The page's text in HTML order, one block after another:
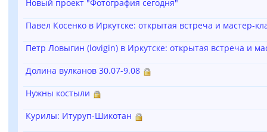
Новый проект "Фотография сегодня"
Павел Косенко в Иркутске: открытая встреча и мастер-
Петр Ловыгин (lovigin) в Иркутске: открытая встреча и
Долина вулканов 30.07-9.08
Нужны костыли
Курилы: Итуруп-Шикотан